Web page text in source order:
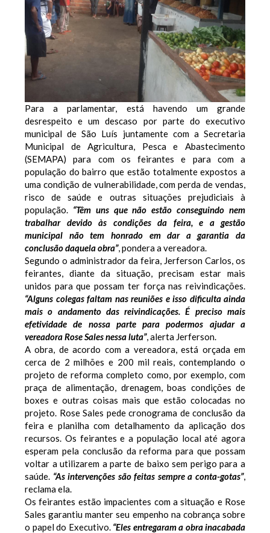
Para a parlamentar, está havendo um grande
desrespeito e um descaso por parte do executivo
municipal de São Luís juntamente com a Secretaria
Municipal de Agricultura, Pesca e Abastecimento
(SEMAPA) para com os feirantes e para com a
população do bairro que estão totalmente expostos a
uma condição de vulnerabilidade, com perda de vendas,
risco de saúde e outras situações prejudiciais à
população. “Têm uns que não estão conseguindo nem
trabalhar devido às condições da feira, e a gestão
municipal não tem honrado em dar a garantia da
conclusão daquela obra”, pondera a vereadora.
Segundo o administrador da feira, Jerferson Carlos, os
feirantes, diante da situação, precisam estar mais
unidos para que possam ter força nas reivindicações.
“Alguns colegas faltam nas reuniões e isso dificulta ainda
mais o andamento das reivindicações. É preciso mais
efetividade de nossa parte para podermos ajudar a
vereadora Rose Sales nessa luta”, alerta Jerferson.
A obra, de acordo com a vereadora, está orçada em
cerca de 2 milhões e 200 mil reais, contemplando o
projeto de reforma completo como, por exemplo, com
praça de alimentação, drenagem, boas condições de
boxes e outras coisas mais que estão colocadas no
projeto. Rose Sales pede cronograma de conclusão da
feira e planilha com detalhamento da aplicação dos
recursos. Os feirantes e a população local até agora
esperam pela conclusão da reforma para que possam
voltar a utilizarem a parte de baixo sem perigo para a
saúde. “As intervenções são feitas sempre a conta-gotas”,
reclama ela.
Os feirantes estão impacientes com a situação e Rose
Sales garantiu manter seu empenho na cobrança sobre
o papel do Executivo. “Eles entregaram a obra inacabada